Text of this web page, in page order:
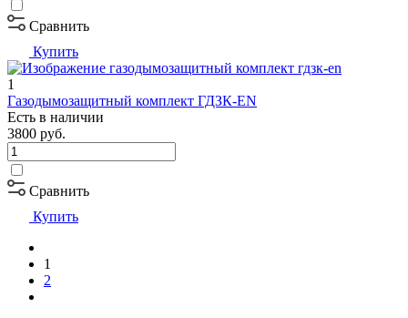
Сравнить
Купить
1
Газодымозащитный комплект ГДЗК-EN
Есть в наличии
3800 руб.
Сравнить
Купить
1
2